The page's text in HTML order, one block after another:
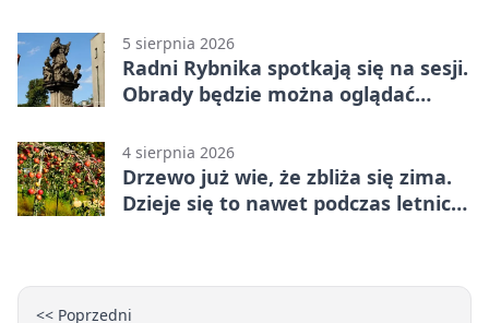
5 sierpnia 2026
Radni Rybnika spotkają się na sesji.
Obrady będzie można oglądać
4 sierpnia 2026
Drzewo już wie, że zbliża się zima.
Dzieje się to nawet podczas letnich
<< Poprzedni